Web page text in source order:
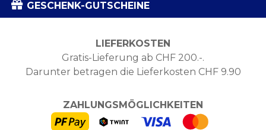
GESCHENK-GUTSCHEINE
LIEFERKOSTEN
Gratis-Lieferung ab CHF 200.-.
Darunter betragen die Lieferkosten CHF 9.90
ZAHLUNGSMÖGLICHKEITEN